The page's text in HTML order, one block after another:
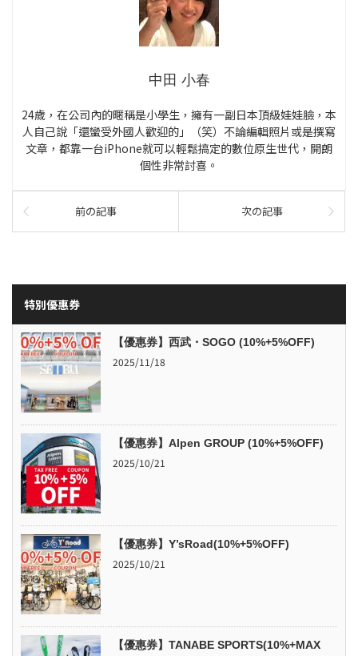
中田 小春
24歲，在公司內的暱稱是小學生，擁有一副日本頂級娃娃臉，本
人自己說「還蠻受外國人歡迎的」（笑）不論編輯照片或是撰寫
文章，都靠一台iPhone就可以輕鬆搞定的數位原生世代，開朗
個性非常討喜。
前の記事 次の記事
特別優惠券
【優惠券】西武・SOGO (10%+5%OFF)
2025/11/18
【優惠券】Alpen GROUP (10%+5%OFF)
2025/10/21
【優惠券】Y’sRoad(10%+5%OFF)
2025/10/21
【優惠券】TANABE SPORTS(10%+MAX